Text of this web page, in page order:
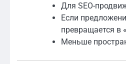
Для SEO-
Если
превращается в
Меньше